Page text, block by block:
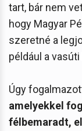
tart, bár nem
hogy Magyar
szeretné a
például a
Úgy
amelyekkel
félbemaradt,